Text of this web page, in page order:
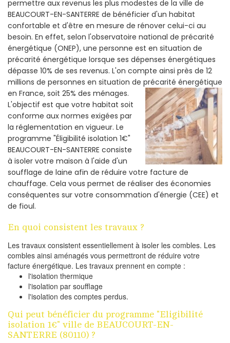
permettre aux revenus les plus modestes de la ville de
BEAUCOURT-EN-SANTERRE de bénéficier d'un habitat
confortable et d'être en mesure de rénover celui-ci au
besoin. En effet, selon l'observatoire national de précarité
énergétique (ONEP), une personne est en situation de
précarité énergétique lorsque ses dépenses énergétiques
dépasse 10% de ses revenus. L'on compte ainsi près de 12
millions de personnes en situation de précarité énergétique
en France, soit 25% des ménages.
L'objectif est que votre habitat soit
conforme aux normes exigées par
la réglementation en vigueur. Le
programme "Éligibilité isolation 1€"
BEAUCOURT-EN-SANTERRE consiste
à isoler votre maison à l'aide d'un
soufflage de laine afin de réduire votre facture de
chauffage. Cela vous permet de réaliser des économies
conséquentes sur votre consommation d'énergie (CEE) et
de fioul.
En quoi consistent les travaux ?
Les travaux consistent essentiellement à isoler les combles. Les
combles ainsi aménagés vous permettront de réduire votre
facture énergétique. Les travaux prennent en compte :
l'isolation thermique
l'isolation par soufflage
l'isolation des comptes perdus.
Qui peut bénéficier du programme "Eligibilité
isolation 1€" ville de BEAUCOURT-EN-
SANTERRE (80110) ?